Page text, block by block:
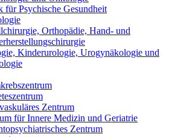
für Psychische Gesundheit
Orthopädie, Hand- und
Kinderurologie, Urogynäkologie und
Zentrum
für Innere Medizin und Geriatrie
Zentrum